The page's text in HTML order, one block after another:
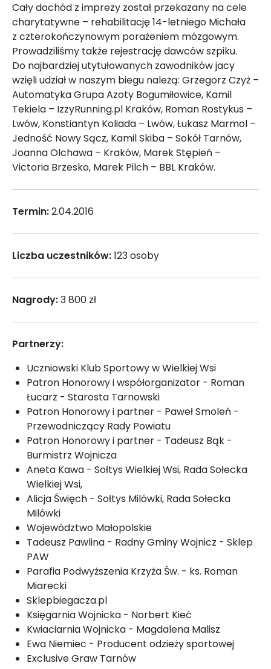
Cały dochód z imprezy został przekazany na cele
charytatywne – rehabilitację 14-letniego Michała
z czterokończynowym porażeniem mózgowym.
Prowadziliśmy także rejestrację dawców szpiku.
Do najbardziej utytułowanych zawodników jacy
wzięli udział w naszym biegu należą: Grzegorz Czyż –
Automatyka Grupa Azoty Bogumiłowice, Kamil
Tekiela – IzzyRunning.pl Kraków, Roman Rostykus –
Lwów, Konstiantyn Koliada – Lwów, Łukasz Marmol –
Jedność Nowy Sącz, Kamil Skiba – Sokół Tarnów,
Joanna Olchawa – Kraków, Marek Stępień –
Victoria Brzesko, Marek Pilch – BBL Kraków.
Termin:2.04.2016
Liczba uczestników:123 osoby
Nagrody:3 800 zł
Partnerzy:
Uczniowski Klub Sportowy w Wielkiej Wsi
Patron Honorowy i współorganizator - Roman
Łucarz - Starosta Tarnowski
Patron Honorowy i partner - Paweł Smoleń -
Przewodniczący Rady Powiatu
Patron Honorowy i partner - Tadeusz Bąk -
Burmistrz Wojnicza
Aneta Kawa - Sołtys Wielkiej Wsi, Rada Sołecka
Wielkiej Wsi,
Alicja Święch - Sołtys Milówki, Rada Sołecka
Milówki
Województwo Małopolskie
Tadeusz Pawlina - Radny Gminy Wojnicz - Sklep
PAW
Parafia Podwyższenia Krzyża Św. - ks. Roman
Miarecki
Sklepbiegacza.pl
Księgarnia Wojnicka - Norbert Kieć
Kwiaciarnia Wojnicka - Magdalena Malisz
Ewa Niemiec - Producent odzieży sportowej
Exclusive Graw Tarnów